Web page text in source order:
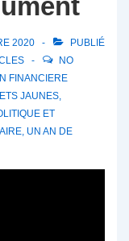
2020
PUBLIÉ
NO
FINANCIERE
JAUNES,
ET
, UN AN DE